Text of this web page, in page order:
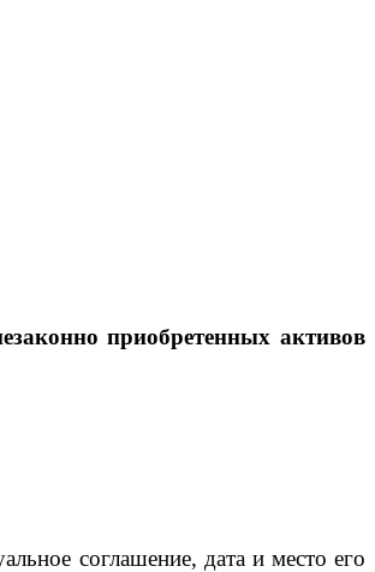
приобретенных активов
соглашение, дата и место его